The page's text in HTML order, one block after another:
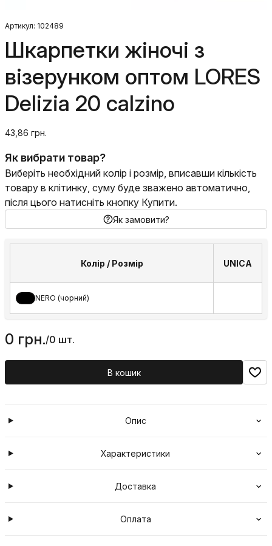
Артикул: 102489
Шкарпетки жіночі з
візерунком оптом LORES
Delizia 20 calzino
43,86 грн.
Як вибрати товар?
Виберіть необхідний колір і розмір, вписавши кількість
товару в клітинку, суму буде зважено автоматично,
після цього натисніть кнопку Купити.
Як замовити?
Колір / Розмір UNICA
NERO (чорний)
0 грн./0 шт.
В кошик
Опис
Характеристики
Доставка
Оплата